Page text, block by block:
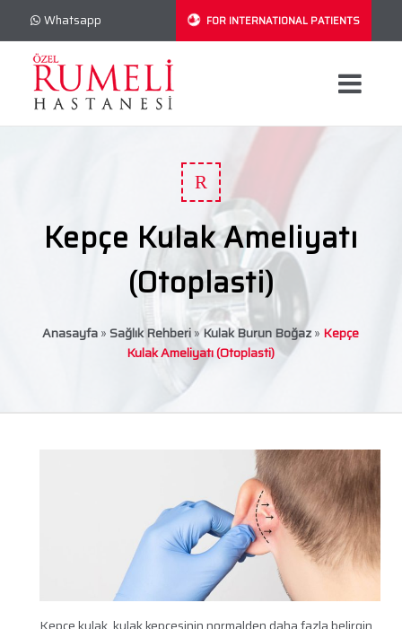
Whatsapp FOR INTERNATIONAL PATIENTS
R
Kepçe Kulak Ameliyatı
(Otoplasti)
Anasayfa» Sağlık Rehberi»Kulak Burun Boğaz» Kepçe
Kulak Ameliyatı (Otoplasti)